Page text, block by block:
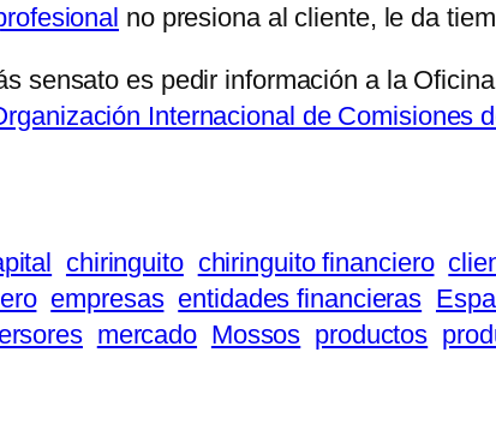
no presiona al cliente, le da
sensato es pedir información a la
Internacional de Comisiones
chiringuito chiringuito financiero
empresas entidades financieras
mercado Mossos productos